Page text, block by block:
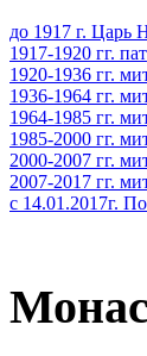
до 1917 г. Царь
1917-1920 гг.
1920-1936 гг.
1936-1964 гг.
1964-1985 гг.
1985-2000 гг.
2000-2007 гг.
2007-2017 гг.
с 14.01.2017г.